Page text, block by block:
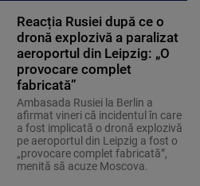
Reacția Rusiei după ce o
dronă explozivă a paralizat
aeroportul din Leipzig: „O
provocare complet
fabricată”
Ambasada Rusiei la Berlin a
afirmat vineri că incidentul în care
a fost implicată o dronă explozivă
pe aeroportul din Leipzig a fost o
„provocare complet fabricată”,
menită să acuze Moscova.